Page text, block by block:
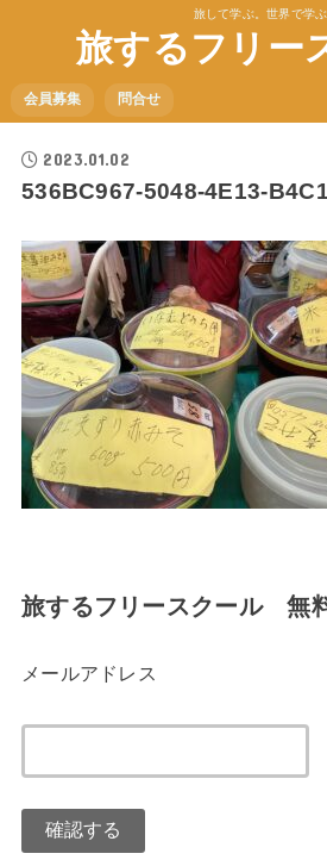
旅して学ぶ。世界で学ぶ
旅するフリー
会員募集 問合せ
2023.01.02
536BC967-5048-4E13-
旅するフリースクール 無
メールアドレス